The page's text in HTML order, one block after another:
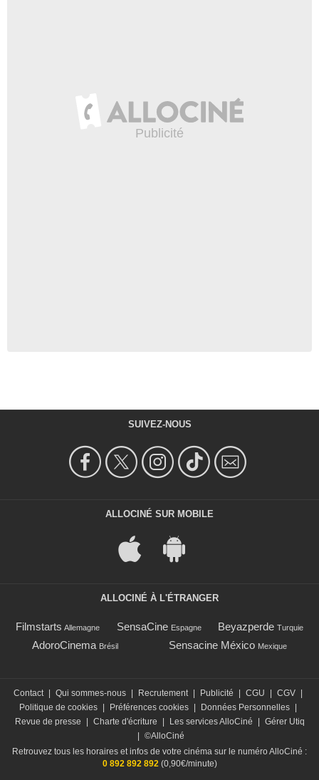
SUIVEZ-NOUS
ALLOCINÉ SUR MOBILE
ALLOCINÉ À L'ÉTRANGER
Filmstarts Allemagne SensaCine Espagne Beyazperde Turquie
AdoroCinema Brésil Sensacine México Mexique
Contact Qui sommes-nous Recrutement Publicité CGU CGV
Politique de cookies
Préférences cookies Données Personnelles
Revue de presse
Charte d'écriture Les services AlloCiné
Gérer Utiq
©AlloCiné
Retrouvez tous les horaires et infos de votre cinéma sur le numéro AlloCiné :
0 892 892 892(0,90€/minute)